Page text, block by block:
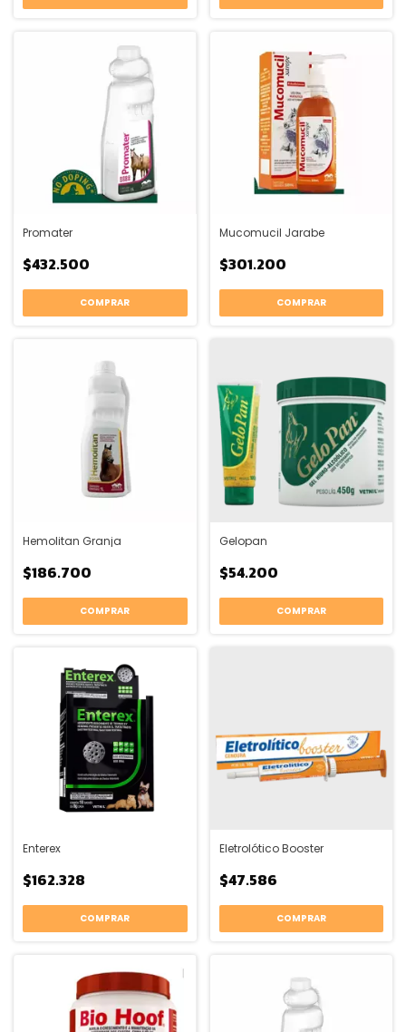
Promater
$432.500
Mucomucil Jarabe
$301.200
Hemolitan Granja
$186.700
Gelopan
$54.200
COMPRAR
Enterex
$162.328
Eletrolótico Booster
$47.586